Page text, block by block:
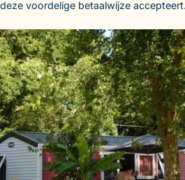
deze voordelige betaalwijze